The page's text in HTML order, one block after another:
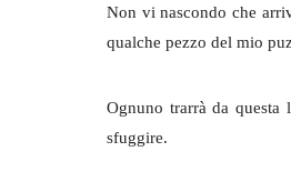
Non vi nascondo che
qualche pezzo del mio
Ognuno trarrà da questa
sfuggire.